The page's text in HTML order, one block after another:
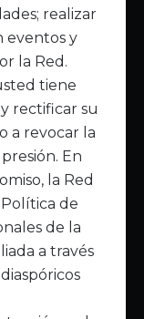
realizar
eventos y
la Red.
tiene
rectificar su
a revocar la
En
la Red
de
de la
a través